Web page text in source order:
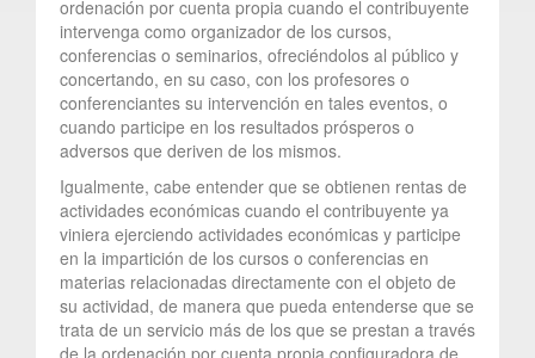
ordenación por cuenta propia cuando el contribuyente
intervenga como organizador de los cursos,
conferencias o seminarios, ofreciéndolos al público y
concertando, en su caso, con los profesores o
conferenciantes su intervención en tales eventos, o
cuando participe en los resultados prósperos o
adversos que deriven de los mismos.
Igualmente, cabe entender que se obtienen rentas de
actividades económicas cuando el contribuyente ya
viniera ejerciendo actividades económicas y participe
en la impartición de los cursos o conferencias en
materias relacionadas directamente con el objeto de
su actividad, de manera que pueda entenderse que se
trata de un servicio más de los que se prestan a través
de la ordenación por cuenta propia configuradora de